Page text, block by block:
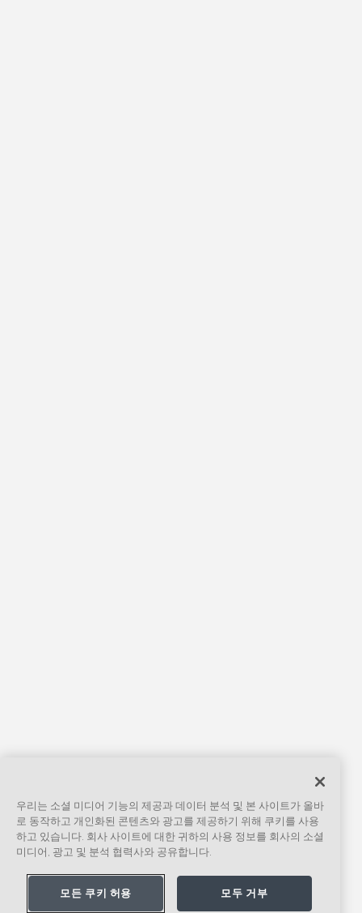
우리는 소셜 미디어 기능의 제공과 데이터 분석 및 본 사이트가 올바
로 동작하고 개인화된 콘텐츠와 광고를 제공하기 위해 쿠키를 사용
하고 있습니다. 회사 사이트에 대한 귀하의 사용 정보를 회사의 소셜
미디어, 광고 및 분석 협력사와 공유합니다.
모든 쿠키 허용 모두 거부